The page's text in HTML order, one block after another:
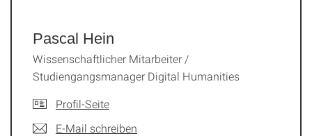
Pascal Hein
Wissenschaftlicher Mitarbeiter /
Studiengangsmanager Digital Humanities
Profil-Seite
E-Mail schreiben